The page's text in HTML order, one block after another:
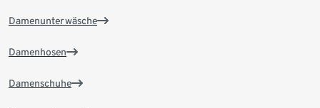
Damenunterwäsche
Damenhosen
Damenschuhe